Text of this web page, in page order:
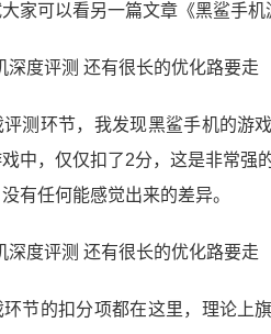
家可以看另一篇文章《黑鲨手机
测环节，我发现黑鲨手机的游
中，仅仅扣了2分，这是非常强
有任何能感觉出来的差异。
节的扣分项都在这里，理论上